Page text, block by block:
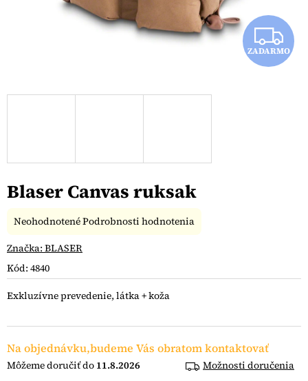
Z
A
ZADARMO
Blaser Canvas ruksak
Kód: 4840
Na objednávku,budeme Vás obratom kontaktovať
11.8.2026 Možnosti doručenia
Exkluzívne prevedenie, látka + koža
Priemerné
produktu
0,0
5
NeohodnotenéPodrobnosti hodnotenia
Značka: BLASER